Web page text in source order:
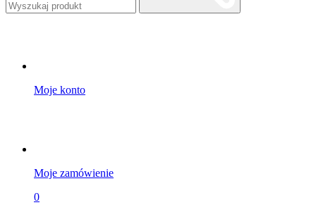
Moje konto
Moje zamówienie
0